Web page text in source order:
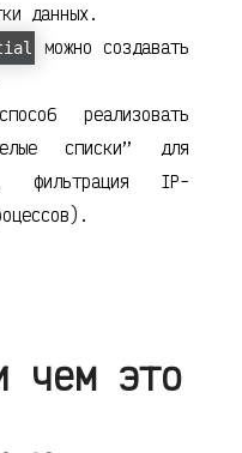
данных.
можно создавать
реализовать
списки” для
фильтрация IP-
чем это